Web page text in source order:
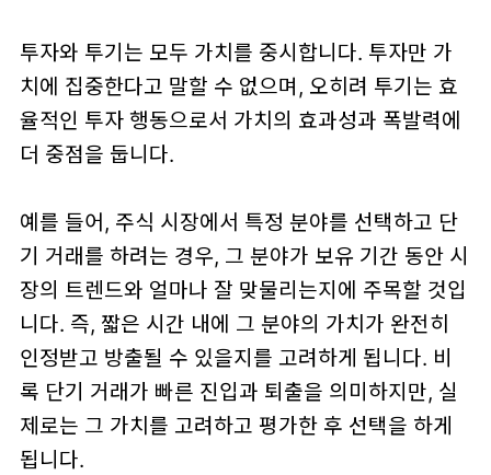
투자와 투기는 모두 가치를 중시합니다. 투자만 가
치에 집중한다고 말할 수 없으며, 오히려 투기는 효
율적인 투자 행동으로서 가치의 효과성과 폭발력에
더 중점을 둡니다.
예를 들어, 주식 시장에서 특정 분야를 선택하고 단
기 거래를 하려는 경우, 그 분야가 보유 기간 동안 시
장의 트렌드와 얼마나 잘 맞물리는지에 주목할 것입
니다. 즉, 짧은 시간 내에 그 분야의 가치가 완전히
인정받고 방출될 수 있을지를 고려하게 됩니다. 비
록 단기 거래가 빠른 진입과 퇴출을 의미하지만, 실
제로는 그 가치를 고려하고 평가한 후 선택을 하게
됩니다.